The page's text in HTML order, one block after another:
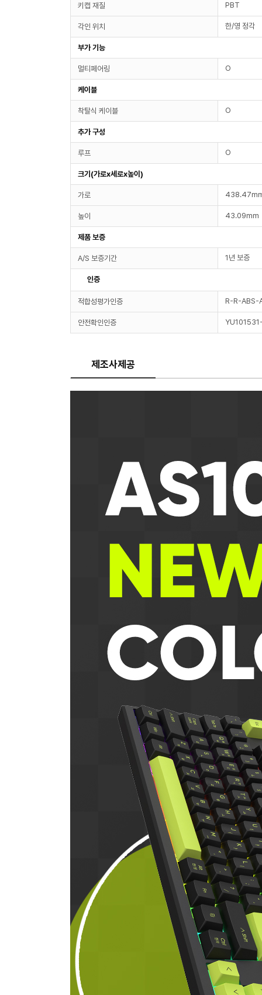
키캡 재질 PBT
각인 위치 한/영 정각
부가 기능
멀티페어링 O
케이블
착탈식 케이블 O
추가 구성
루프 O
크기(가로x세로x높이)
가로
높이 43.09mm
제품 보증
A/S 보증기간 1년 보증
인증
적합성평가인증 R-R-ABS-
안전확인인증
제조사제공